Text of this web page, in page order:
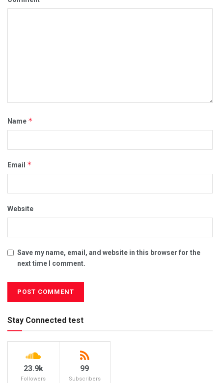
Name *
Email *
Website
Save my name, email, and website in this browser for the
next time I comment.
Stay Connected test
23.9k
Followers
99
Subscribers